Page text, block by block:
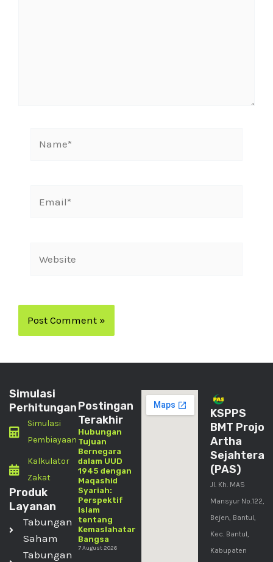
Simulasi
Perhitungan
Simulasi
Pembiayaan
Kalkulator
Zakat
Produk
Layanan
Tabungan
Saham
Tabungan
Postingan
Terakhir
Hubungan
Tujuan
Bernegara
dalam UUD
1945 dengan
Maqashid
Syariah:
Perspektif
Islam
tentang
Kemaslahatan
Bangsa
7 August 2026
KSPPS
BMT Projo
Artha
Sejahtera
(PAS)
Jl. Kh. MAS
Mansyur No.122,
Bejen, Bantul,
Kec. Bantul,
Kabupaten